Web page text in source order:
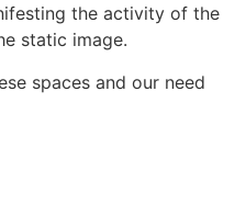
the activity of the
static image.
spaces and our need